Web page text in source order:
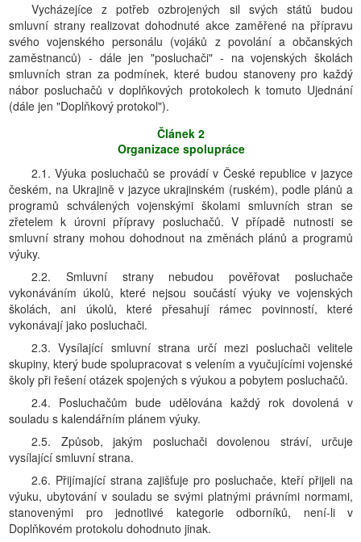
Vycházejíce z potřeb ozbrojených sil svých států budou
smluvní strany realizovat dohodnuté akce zaměřené na přípravu
svého vojenského personálu (vojáků z povolání a občanských
zaměstnanců) - dále jen "posluchači" - na vojenských školách
smluvních stran za podmínek, které budou stanoveny pro každý
nábor posluchačů v doplňkových protokolech k tomuto Ujednání
(dále jen "Doplňkový protokol").
Článek 2
Organizace spolupráce
2.1. Výuka posluchačů se provádí v České republice v jazyce
českém, na Ukrajině v jazyce ukrajinském (ruském), podle plánů a
programů schválených vojenskými školami smluvních stran se
zřetelem k úrovni přípravy posluchačů. V případě nutnosti se
smluvní strany mohou dohodnout na změnách plánů a programů
výuky.
2.2. Smluvní strany nebudou pověřovat posluchače
vykonáváním úkolů, které nejsou součástí výuky ve vojenských
školách, ani úkolů, které přesahují rámec povinností, které
vykonávají jako posluchači.
2.3. Vysílající smluvní strana určí mezi posluchači velitele
skupiny, který bude spolupracovat s velením a vyučujícími vojenské
školy při řešení otázek spojených s výukou a pobytem posluchačů.
2.4. Posluchačům bude udělována každý rok dovolená v
souladu s kalendářním plánem výuky.
2.5. Způsob, jakým posluchači dovolenou stráví, určuje
vysílající smluvní strana.
2.6. Přijímající strana zajišťuje pro posluchače, kteří přijeli na
výuku, ubytování v souladu se svými platnými právními normami,
stanovenými pro jednotlivé kategorie odborníků, není-li v
Doplňkovém protokolu dohodnuto jinak.